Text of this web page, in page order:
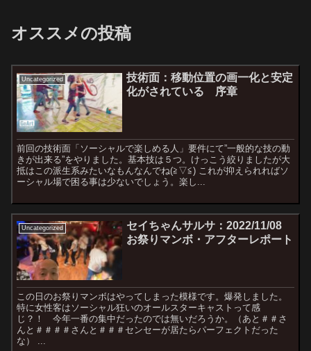
オススメの投稿
Uncategorized
技術面：移動位置の画一化と安定
化がされている 序章
前回の技術面「ソーシャルで楽しめる人」要件にて”一般的な技の動
きが出来る”をやりました。基本技は５つ。けっこう絞りましたが大
抵はこの派生系みたいなもんなんでね(≧▽≦) これが抑えられればソ
ーシャル場で困る事は少ないでしょう。楽し...
Uncategorized
セイちゃんサルサ：2022/11/08
お祭りマンボ・アフターレポート
この日のお祭りマンボはやってしまった模様です。爆発しました。
特に女性客はソーシャル狂いのオールスターキャストって感
じ？！ 今年一番の集中だったのでは無いだろうか。（あと＃＃さ
んと＃＃＃＃さんと＃＃＃センセーが居たらパーフェクトだった
な） ...